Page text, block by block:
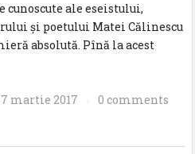
ale eseistului,
și poetului Matei Călinescu
absolută. Pînă la acest
7 martie 2017 · 0 comments